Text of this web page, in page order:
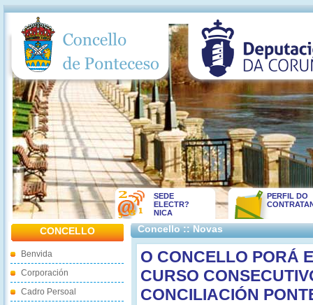
SEDE
ELECTR?
NICA
PERFIL DO
CONCELLO
Benvida
Corporación
Cadro Persoal
Concello :: Novas
O CONCELLO PORÁ
CURSO
CONCILIACIÓN